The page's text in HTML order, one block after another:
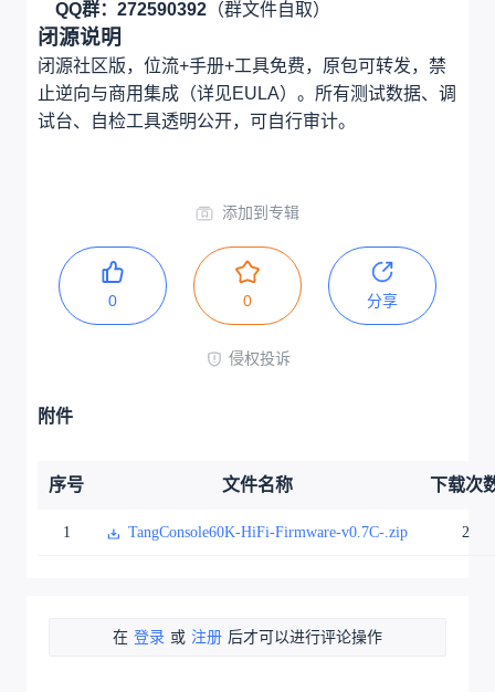
QQ群：272590392 （群文件自取）
闭源说明
闭源社区版，位流+手册+工具免费，原包可转发，禁
止逆向与商用集成（详见EULA）。所有测试数据、调
试台、自检工具透明公开，可自行审计。
添加到专辑
0 0 分享
侵权投诉
附件
序号 文件名称 下载次
1 TangConsole60K-HiFi-Firmware-v0.7C-.zip 2
在 登录 或 注册 后才可以进行评论操作